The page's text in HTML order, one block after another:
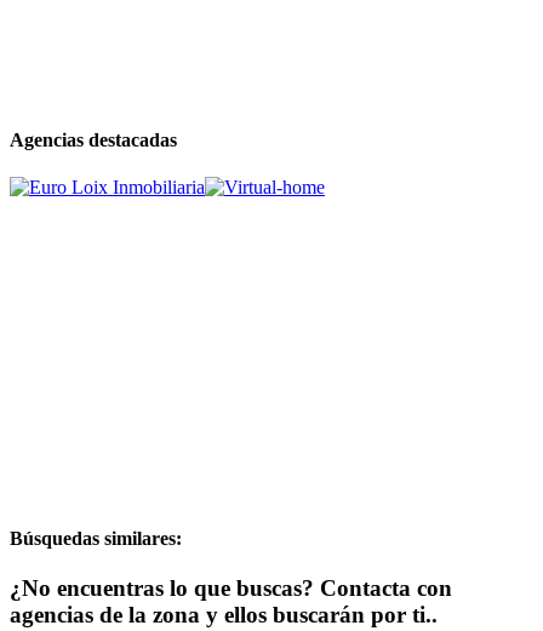
Agencias destacadas
Búsquedas similares:
¿No encuentras lo que buscas? Contacta con
agencias de la zona y ellos buscarán por ti..